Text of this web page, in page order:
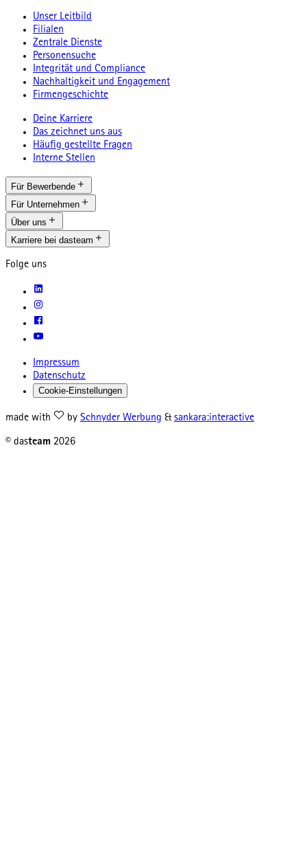
Unser Leitbild
Filialen
Zentrale Dienste
Personensuche
Integrität und Compliance
Nachhaltigkeit und Engagement
Firmengeschichte
Deine Karriere
Das zeichnet uns aus
Häufig gestellte Fragen
Interne Stellen
Für Bewerbende
Für Unternehmen
Über uns
Karriere bei dasteam
Folge uns
Impressum
Datenschutz
Cookie-Einstellungen
made with by Schnyder Werbung & sankara:interactive
© dasteam 2026